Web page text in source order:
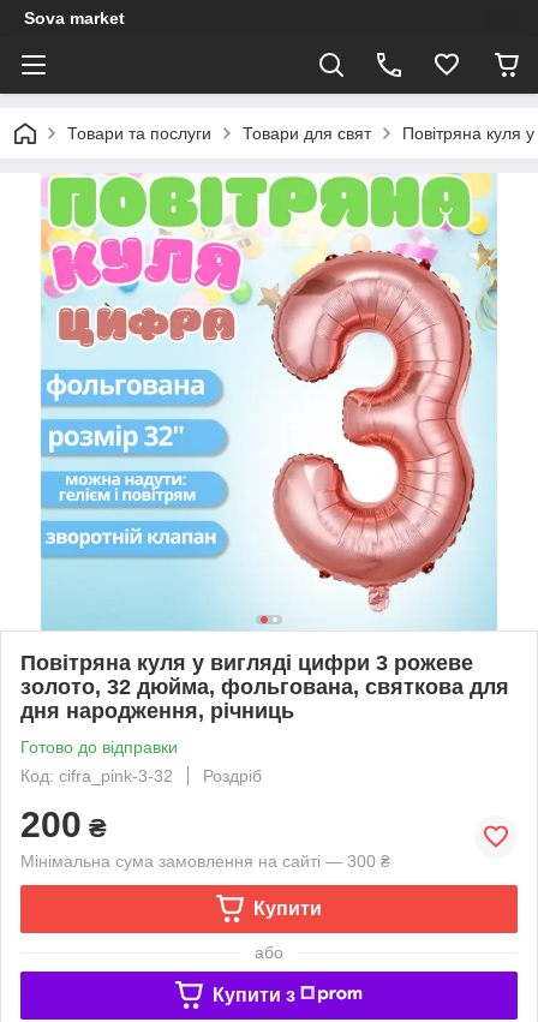
Sova market
Товари та послуги Товари для свят Повітряна куля
Повітряна куля у вигляді цифри 3 рожеве
золото, 32 дюйма, фольгована, святкова для
дня народження, річниць
Готово до відправки
Код: cifra_pink-3-32
Роздріб
200 ₴
Мінімальна сума замовлення на сайті — 300 ₴
Купити
або
Купити з